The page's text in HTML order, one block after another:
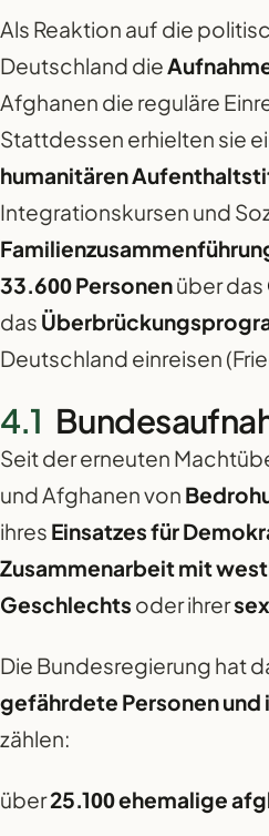
Als Reaktion auf die
Deutschland die
Afghanen die reguläre
Stattdessen erhielten sie
humanitären
Integrationskursen und
33.600 Personenüber das
das
Deutschland einreisen
Seit der erneuten
und Afghanen von
ihres Einsatzes für
Zusammenarbeit mit
Geschlechts oder ihrer
Die Bundesregierung hat
gefährdete Personen
zählen:
über25.100 ehemalige